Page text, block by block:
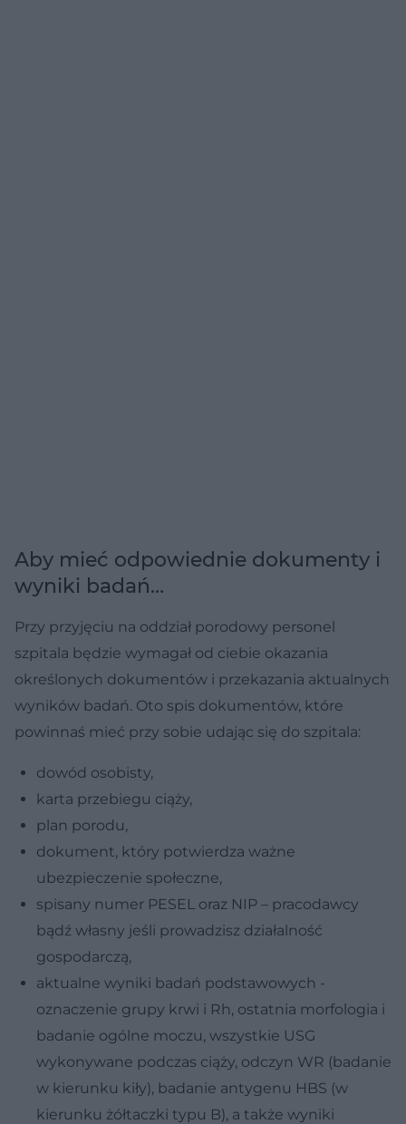
Aby mieć odpowiednie dokumenty i
wyniki badań…
Przy przyjęciu na oddział porodowy personel
szpitala będzie wymagał od ciebie okazania
określonych dokumentów i przekazania aktualnych
wyników badań. Oto spis dokumentów, które
powinnaś mieć przy sobie udając się do szpitala:
dowód osobisty,
karta przebiegu ciąży,
plan porodu,
dokument, który potwierdza ważne
ubezpieczenie społeczne,
spisany numer PESEL oraz NIP – pracodawcy
bądź własny jeśli prowadzisz działalność
gospodarczą,
aktualne wyniki badań podstawowych -
oznaczenie grupy krwi i Rh, ostatnia morfologia i
badanie ogólne moczu, wszystkie USG
wykonywane podczas ciąży, odczyn WR (badanie
w kierunku kiły), badanie antygenu HBS (w
kierunku żółtaczki typu B), a także wyniki